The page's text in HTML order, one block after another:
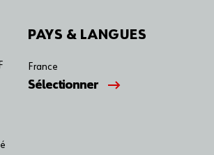
PAYS & LANGUES
France
Sélectionner